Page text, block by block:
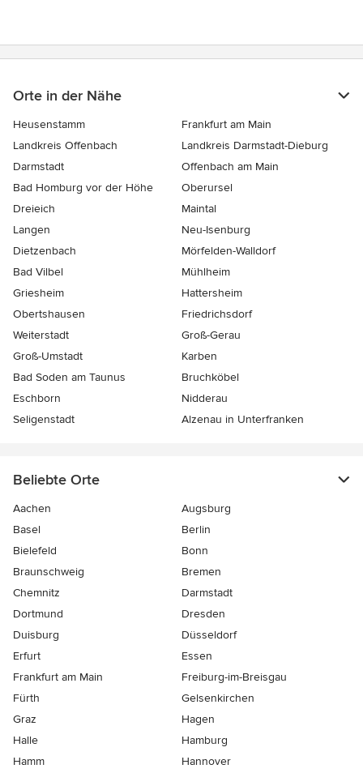
Orte in der Nähe
Heusenstamm
Frankfurt am Main
Landkreis Offenbach
Landkreis Darmstadt-Dieburg
Darmstadt
Offenbach am Main
Bad Homburg vor der Höhe
Oberursel
Dreieich
Maintal
Langen
Neu-Isenburg
Dietzenbach
Mörfelden-Walldorf
Bad Vilbel
Mühlheim
Griesheim
Hattersheim
Obertshausen
Friedrichsdorf
Weiterstadt
Groß-Gerau
Groß-Umstadt
Karben
Bad Soden am Taunus
Bruchköbel
Eschborn
Nidderau
Seligenstadt
Alzenau in Unterfranken
Beliebte Orte
Aachen
Augsburg
Basel
Berlin
Bielefeld
Bonn
Braunschweig
Bremen
Chemnitz
Darmstadt
Dortmund
Dresden
Duisburg
Düsseldorf
Erfurt
Essen
Frankfurt am Main
Freiburg-im-Breisgau
Fürth
Gelsenkirchen
Graz
Hagen
Halle
Hamburg
Hamm
Hannover